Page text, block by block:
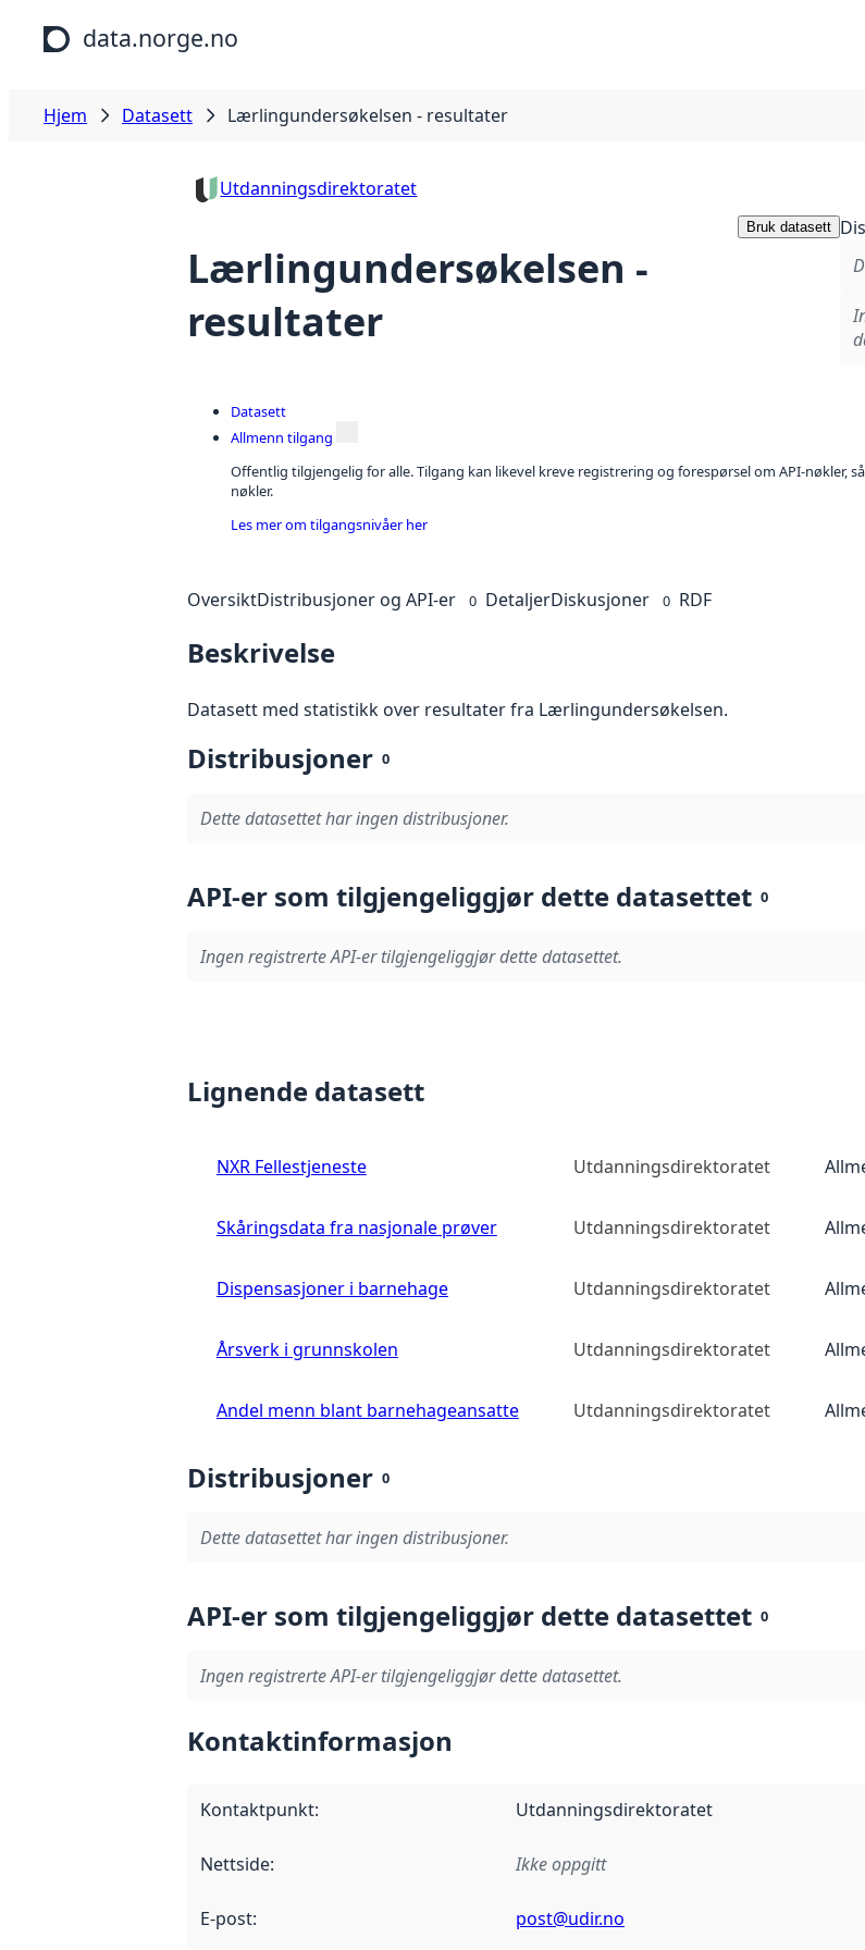
Hopp til hovedinnhold
data.norge.no
Hjem Datasett Lærlingundersøkelsen - resultater
Utdanningsdirektoratet
Lærlingundersøkelsen -
resultater
Bruk datasett
Datasett
Allmenn tilgang
Offentlig tilgjengelig for alle. Tilgang kan likevel kreve registrering og forespørsel om API-nøkler,
nøkler.
Les mer om tilgangsnivåer her
OversiktDistribusjoner og API-er 0 DetaljerDiskusjoner 0 RDF
Beskrivelse
Datasett med statistikk over resultater fra Lærlingundersøkelsen.
Distribusjoner 0
Dette datasettet har ingen distribusjoner.
API-er som tilgjengeliggjør dette datasettet 0
Ingen registrerte API-er tilgjengeliggjør dette datasettet.
Lignende datasett
NXR Fellestjeneste Utdanningsdirektoratet
Skåringsdata fra nasjonale prøver Utdanningsdirektoratet
Dispensasjoner i barnehage Utdanningsdirektoratet
Årsverk i grunnskolen Utdanningsdirektoratet
Andel menn blant barnehageansatte Utdanningsdirektoratet
Distribusjoner 0
Dette datasettet har ingen distribusjoner.
API-er som tilgjengeliggjør dette datasettet 0
Ingen registrerte API-er tilgjengeliggjør dette datasettet.
Kontaktinformasjon
Kontaktpunkt: Utdanningsdirektoratet
Nettside: Ikke oppgitt
E-post: post@udir.no